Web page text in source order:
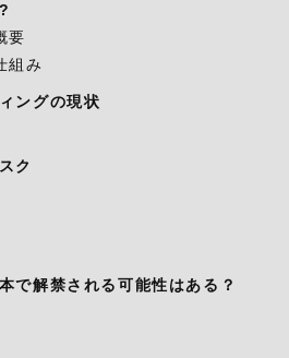
要
組み
ングの現状
ク
で解禁される可能性はある？